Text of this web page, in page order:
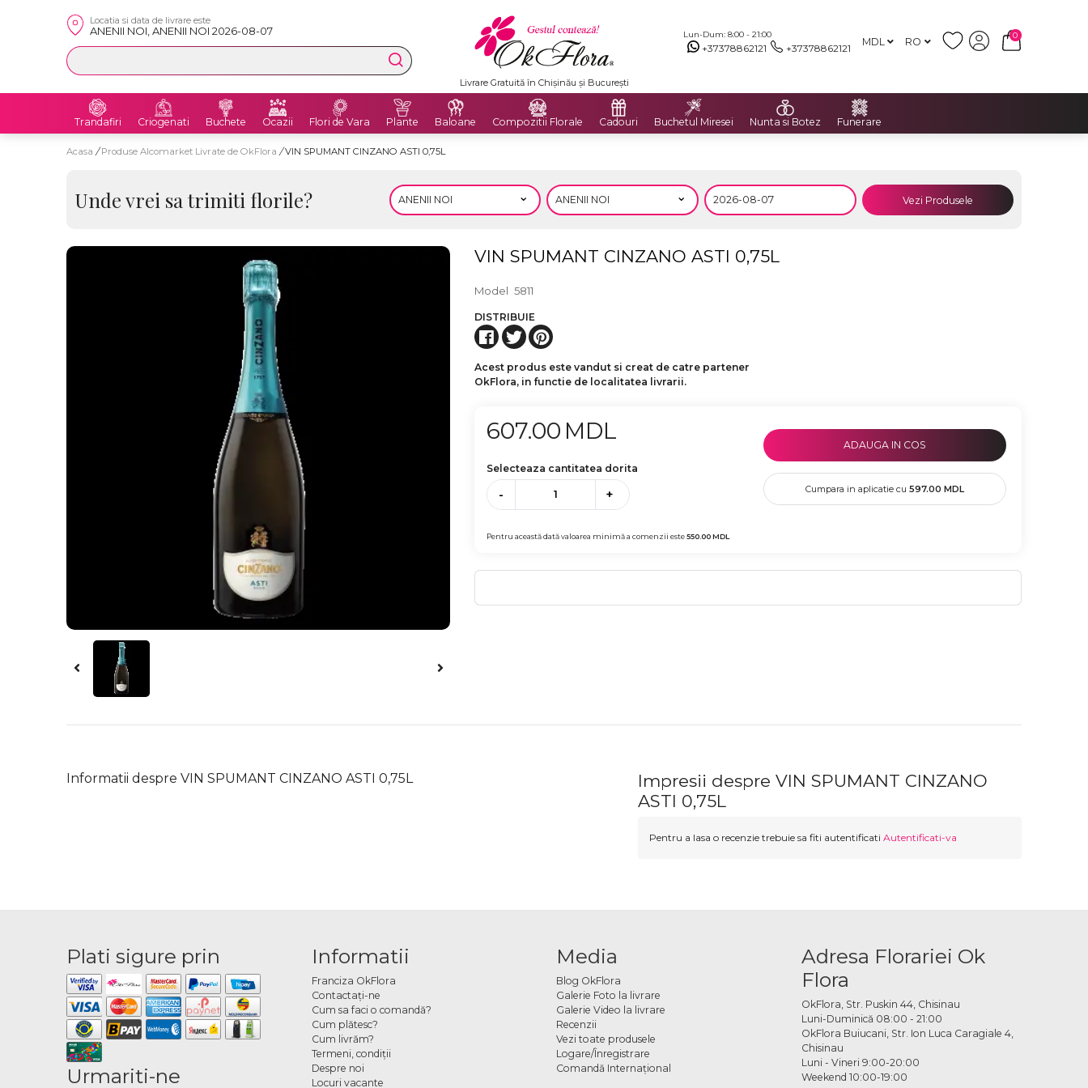
Locatia si data de livrare este
ANENII NOI, ANENII NOI 2026-08-07 Lun-Dum: 8:00 - 21:00
+37378862121 +37378862121 MDL RO
0
Livrare Gratuită în Chișinău și București
Trandafiri Criogenati Buchete Ocazii Flori de Vara Plante Baloane Compozitii Florale Cadouri Buchetul Miresei Nunta si Botez Funerare
Acasa / Produse Alcomarket Livrate de OkFlora / VIN SPUMANT CINZANO ASTI 0,75L
Unde vrei sa trimiti florile? Vezi Produsele
VIN SPUMANT CINZANO ASTI 0,75L
Model 5811
DISTRIBUIE
Acest produs este vandut si creat de catre partener
OkFlora, in functie de localitatea livrarii.
607.00 MDL
Selecteaza cantitatea dorita
- +
Pentru această dată valoarea minimă a comenzii este550.00MDL
ADAUGA IN COS
Cumpara in aplicatie cu597.00 MDL
Informatii despre VIN SPUMANT CINZANO ASTI 0,75L
Impresii despre VIN SPUMANT CINZANO
ASTI 0,75L
Pentru a lasa o recenzie trebuie sa fiti autentificati Autentificati-va
Plati sigure prin
Urmariti-ne
Informatii
Franciza OkFlora
Contactaţi-ne
Cum sa faci o comandă?
Cum plătesc?
Cum livrăm?
Termeni, condiţii
Despre noi
Locuri vacante
Media
Blog OkFlora
Galerie Foto la livrare
Galerie Video la livrare
Recenzii
Vezi toate produsele
Logare/Înregistrare
Comandă Internațional
Adresa Florariei Ok
Flora
OkFlora, Str. Puskin 44, Chisinau
Luni-Duminică 08:00 - 21:00
OkFlora Buiucani, Str. Ion Luca Caragiale 4,
Chisinau
Luni - Vineri 9:00-20:00
Weekend 10:00-19:00